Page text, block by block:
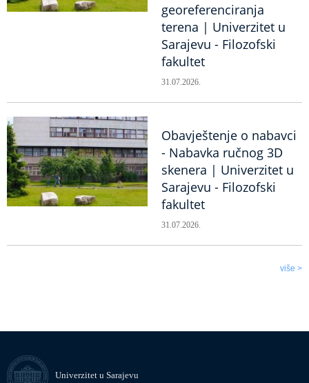
georeferenciranja
terena | Univerzitet u
Sarajevu - Filozofski
fakultet
31.07.2026.
Obavještenje o nabavci
- Nabavka ručnog 3D
skenera | Univerzitet u
Sarajevu - Filozofski
fakultet
31.07.2026.
više >
Univerzitet u Sarajevu